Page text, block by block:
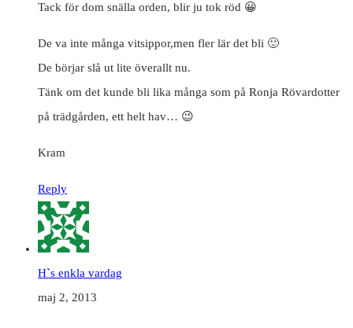
Tack för dom snälla orden, blir ju tok röd 😀
De va inte många vitsippor,men fler lär det bli 🙂
De börjar slå ut lite överallt nu.
Tänk om det kunde bli lika många som på Ronja Rövardotter
på trädgården, ett helt hav… 😉
Kram
Reply
H`s enkla vardag
maj 2, 2013